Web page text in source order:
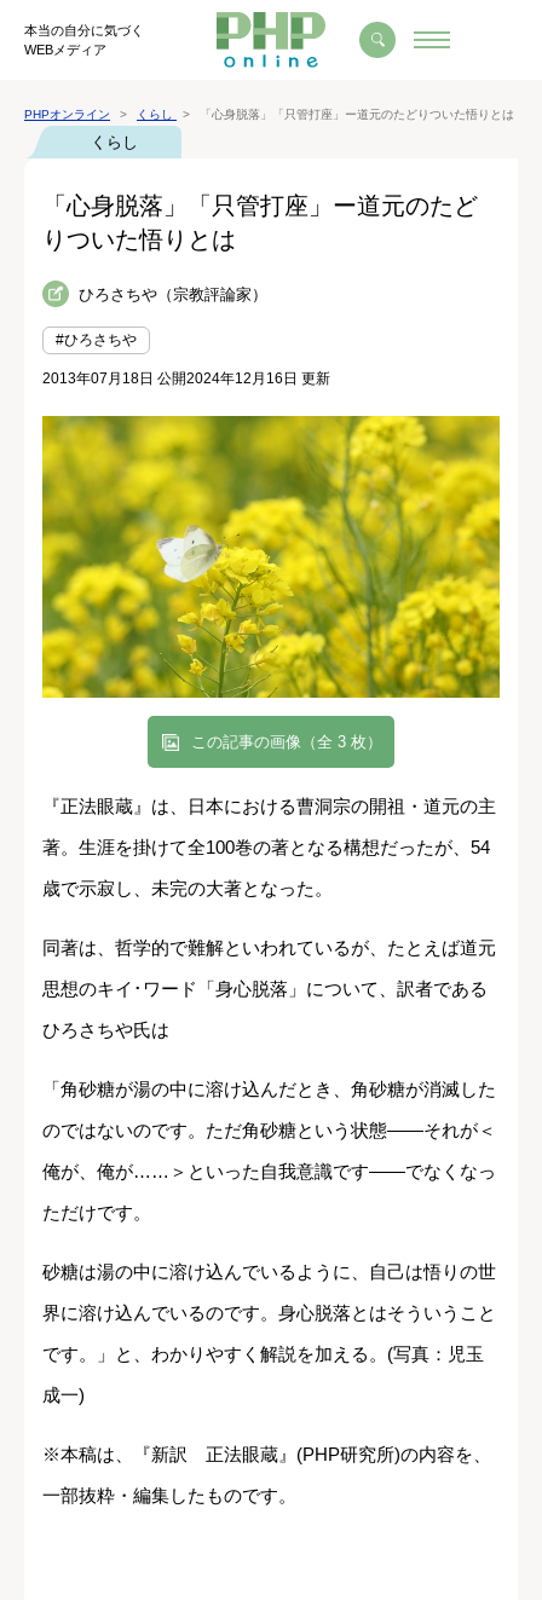
本当の自分に気づく
WEBメディア
PHPオンライン くらし 「心身脱落」「只管打座」ー道元のたどりついた悟りとは
くらし
「心身脱落」「只管打座」ー道元のたど
りついた悟りとは
ひろさちや（宗教評論家）
#ひろさちや
2013年07月18日 公開2024年12月16日 更新
この記事の画像（全 3 枚）
『正法眼蔵』は、日本における曹洞宗の開祖・道元の主
著。生涯を掛けて全100巻の著となる構想だったが、54
歳で示寂し、未完の大著となった。
同著は、哲学的で難解といわれているが、たとえば道元
思想のキイ･ワード「身心脱落」について、訳者である
ひろさちや氏は
「角砂糖が湯の中に溶け込んだとき、角砂糖が消滅した
のではないのです。ただ角砂糖という状態――それが＜
俺が、俺が……＞といった自我意識です――でなくなっ
ただけです。
砂糖は湯の中に溶け込んでいるように、自己は悟りの世
界に溶け込んでいるのです。身心脱落とはそういうこと
です。」と、わかりやすく解説を加える。(写真：児玉
成一)
※本稿は、『新訳 正法眼蔵』(PHP研究所)の内容を、
一部抜粋・編集したものです。